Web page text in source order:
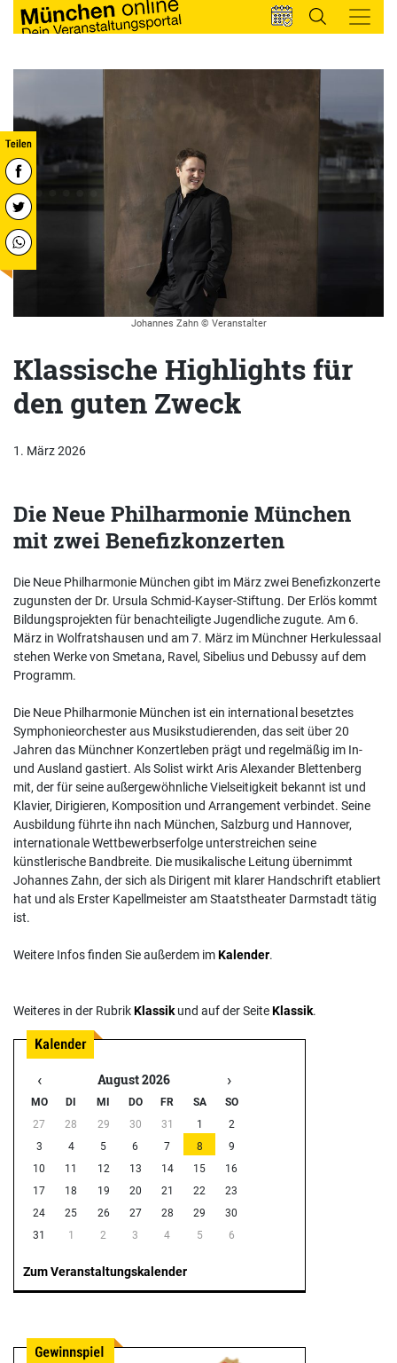
Johannes Zahn © Veranstalter
Klassische Highlights für
den guten Zweck
1. März 2026
Die Neue Philharmonie München
mit zwei Benefizkonzerten
Die Neue Philharmonie München gibt im März zwei Benefizkonzerte
zugunsten der Dr. Ursula Schmid-Kayser-Stiftung. Der Erlös kommt
Bildungsprojekten für benachteiligte Jugendliche zugute. Am 6.
März in Wolfratshausen und am 7. März im Münchner Herkulessaal
stehen Werke von Smetana, Ravel, Sibelius und Debussy auf dem
Programm.
Die Neue Philharmonie München ist ein international besetztes
Symphonieorchester aus Musikstudierenden, das seit über 20
Jahren das Münchner Konzertleben prägt und regelmäßig im In-
und Ausland gastiert. Als Solist wirkt Aris Alexander Blettenberg
mit, der für seine außergewöhnliche Vielseitigkeit bekannt ist und
Klavier, Dirigieren, Komposition und Arrangement verbindet. Seine
Ausbildung führte ihn nach München, Salzburg und Hannover,
internationale Wettbewerbserfolge unterstreichen seine
künstlerische Bandbreite. Die musikalische Leitung übernimmt
Johannes Zahn, der sich als Dirigent mit klarer Handschrift etabliert
hat und als Erster Kapellmeister am Staatstheater Darmstadt tätig
ist.
Weitere Infos finden Sie außerdem imKalender.
Weiteres in der RubrikKlassik und auf der SeiteKlassik.
‹ August 2026 ›
MO DI MI DO FR SA
SO
27
28 29 30 31 1
2
3
4 5 6 7 8
9
10
11 12 13 14 15
16
17
18 19 20 21 22
23
24
25 26 27 28 29
30
31
1 2 3 4 5 6
Zum Veranstaltungskalender